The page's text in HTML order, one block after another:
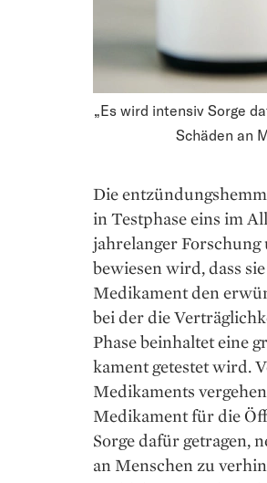
„Es wird intensiv Sorge
Schäden an
Die
in Testphase eins im
jahrelanger
bewiesen wird, dass
Medikament den
bei der die
Phase beinhaltet eine
kament getestet wird.
Medikaments
Medikament für die
Sorge dafür getragen,
an Menschen zu